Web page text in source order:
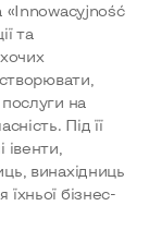
«Innowacyjność
та
на
Під її
винахідниць
бізнес-